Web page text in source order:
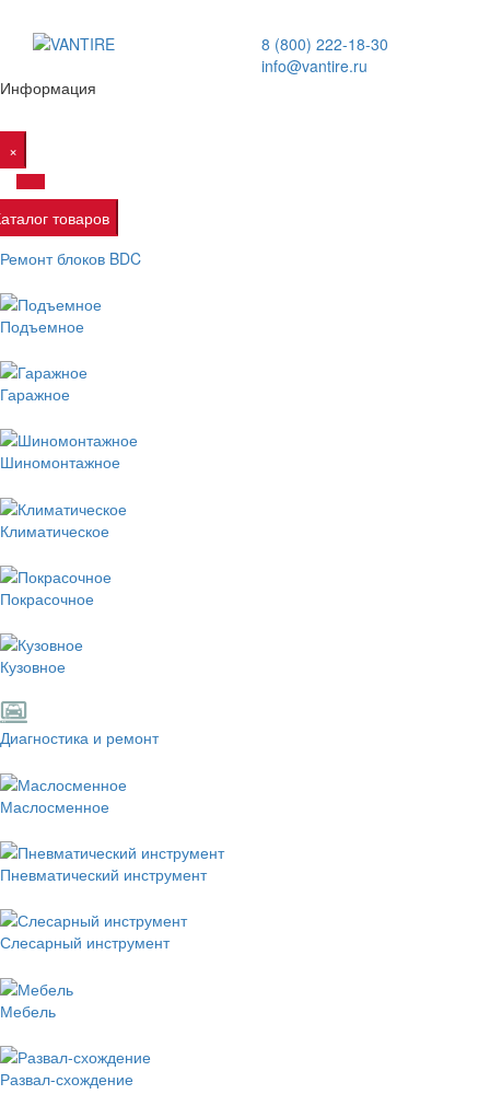
8 (800) 222-18-30
info@vantire.ru
Информация
×
товаров
Ремонт блоков BDC
Подъемное
Гаражное
Шиномонтажное
Климатическое
Покрасочное
Кузовное
Диагностика и ремонт
Маслосменное
Пневматический инструмент
Слесарный инструмент
Мебель
Развал-схождение